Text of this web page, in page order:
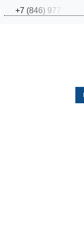
+7 (846) 977